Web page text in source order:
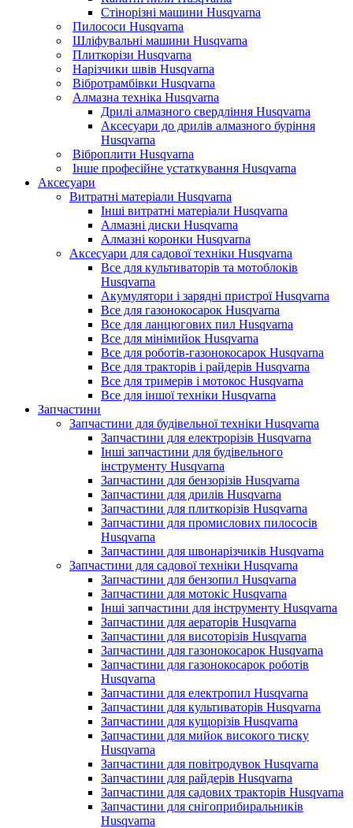
Стінорізні машини Husqvarna
Пилососи Husqvarna
Шліфувальні машини Husqvarna
Плиткорізи Husqvarna
Нарізчики швів Husqvarna
Вібротрамбівки Husqvarna
Алмазна техніка Husqvarna
Дрилі алмазного свердління Husqvarna
Аксесуари до дрилів алмазного буріння
Husqvarna
Віброплити Husqvarna
Інше професійне устаткування Husqvarna
Аксесуари
Витратні матеріали Husqvarna
Інші витратні матеріали Husqvarna
Алмазні диски Husqvarna
Алмазні коронки Husqvarna
Аксесуари для садової техніки Husqvarna
Все для культиваторів та мотоблоків
Husqvarna
Акумулятори і зарядні пристрої Husqvarna
Все для газонокосарок Husqvarna
Все для ланцюгових пил Husqvarna
Все для мінімийок Husqvarna
Все для роботів-газонокосарок Husqvarna
Все для тракторів і райдерів Husqvarna
Все для тримерів і мотокос Husqvarna
Все для іншої техніки Husqvarna
Запчастини
Запчастини для будівельної техніки Husqvarna
Запчастини для електрорізів Husqvarna
Інші запчастини для будівельного
інструменту Husqvarna
Запчастини для бензорізів Husqvarna
Запчастини для дрилів Husqvarna
Запчастини для плиткорізів Husqvarna
Запчастини для промислових пилососів
Husqvarna
Запчастини для швонарізчиків Husqvarna
Запчастини для садової техніки Husqvarna
Запчастини для бензопил Husqvarna
Запчастини для мотокіс Husqvarna
Інші запчастини для інструменту Husqvarna
Запчастини для аераторів Husqvarna
Запчастини для висоторізів Husqvarna
Запчастини для газонокосарок Husqvarna
Запчастини для газонокосарок роботів
Husqvarna
Запчастини для електропил Husqvarna
Запчастини для культиваторів Husqvarna
Запчастини для кущорізів Husqvarna
Запчастини для мийок високого тиску
Husqvarna
Запчастини для повітродувок Husqvarna
Запчастини для райдерів Husqvarna
Запчастини для садових тракторів Husqvarna
Запчастини для снігоприбиральників
Husqvarna